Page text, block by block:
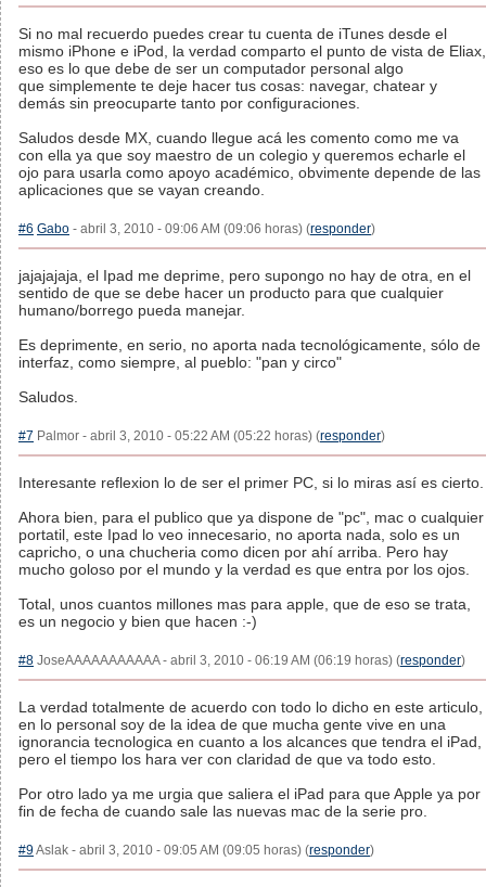
Si no mal recuerdo puedes crear tu cuenta de iTunes desde el
mismo iPhone e iPod, la verdad comparto el punto de vista de Eliax,
eso es lo que debe de ser un computador personal algo
que simplemente te deje hacer tus cosas: navegar, chatear y
demás sin preocuparte tanto por configuraciones.
Saludos desde MX, cuando llegue acá les comento como me va
con ella ya que soy maestro de un colegio y queremos echarle el
ojo para usarla como apoyo académico, obvimente depende de las
aplicaciones que se vayan creando.
#6 Gabo - abril 3, 2010 - 09:06 AM (09:06 horas) (responder)
jajajajaja, el Ipad me deprime, pero supongo no hay de otra, en el
sentido de que se debe hacer un producto para que cualquier
humano/borrego pueda manejar.
Es deprimente, en serio, no aporta nada tecnológicamente, sólo de
interfaz, como siempre, al pueblo: "pan y circo"
Saludos.
#7 Palmor - abril 3, 2010 - 05:22 AM (05:22 horas) (responder)
Interesante reflexion lo de ser el primer PC, si lo miras así es cierto.
Ahora bien, para el publico que ya dispone de "pc", mac o cualquier
portatil, este Ipad lo veo innecesario, no aporta nada, solo es un
capricho, o una chucheria como dicen por ahí arriba. Pero hay
mucho goloso por el mundo y la verdad es que entra por los ojos.
Total, unos cuantos millones mas para apple, que de eso se trata,
es un negocio y bien que hacen :-)
#8 JoseAAAAAAAAAAA - abril 3, 2010 - 06:19 AM (06:19 horas) (responder)
La verdad totalmente de acuerdo con todo lo dicho en este articulo,
en lo personal soy de la idea de que mucha gente vive en una
ignorancia tecnologica en cuanto a los alcances que tendra el iPad,
pero el tiempo los hara ver con claridad de que va todo esto.
Por otro lado ya me urgia que saliera el iPad para que Apple ya por
fin de fecha de cuando sale las nuevas mac de la serie pro.
#9Aslak - abril 3, 2010 - 09:05 AM (09:05 horas) (responder)